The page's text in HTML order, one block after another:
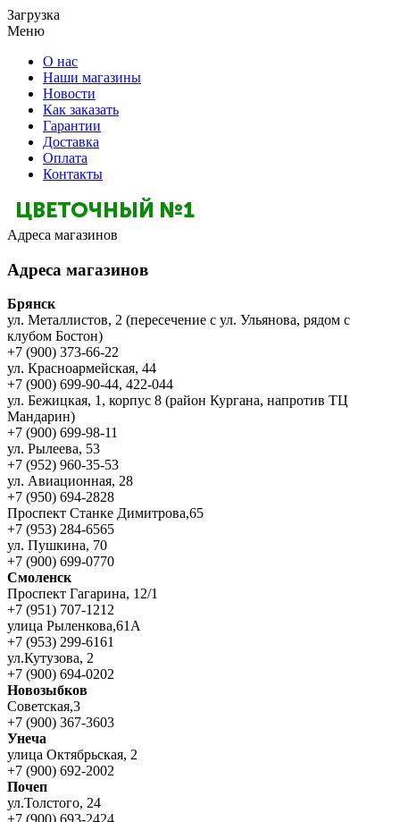
Загрузка
Меню
О нас
Наши магазины
Новости
Как заказать
Гарантии
Доставка
Оплата
Контакты
Адреса магазинов
Адреса магазинов
Брянск
ул. Металлистов, 2 (пересечение с ул. Ульянова, рядом с
клубом Бостон)
+7 (900) 373-66-22
ул. Красноармейская, 44
+7 (900) 699-90-44, 422-044
ул. Бежицкая, 1, корпус 8 (район Кургана, напротив ТЦ
Мандарин)
+7 (900) 699-98-11
ул. Рылеева, 53
+7 (952) 960-35-53
ул. Авиационная, 28
+7 (950) 694-2828
Проспект Станке Димитрова,65
+7 (953) 284-6565
ул. Пушкина, 70
+7 (900) 699-0770
Смоленск
Проспект Гагарина, 12/1
+7 (951) 707-1212
улица Рыленкова,61А
+7 (953) 299-6161
ул.Кутузова, 2
+7 (900) 694-0202
Новозыбков
Советская,3
+7 (900) 367-3603
Унеча
улица Октябрьская, 2
+7 (900) 692-2002
Почеп
ул.Толстого, 24